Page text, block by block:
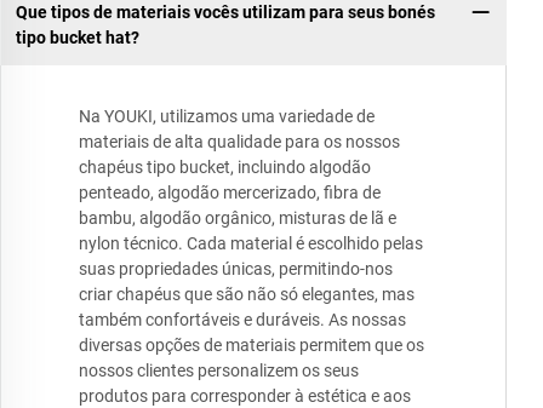
Que tipos de materiais vocês utilizam para seus bonés
tipo bucket hat?
Na YOUKI, utilizamos uma variedade de
materiais de alta qualidade para os nossos
chapéus tipo bucket, incluindo algodão
penteado, algodão mercerizado, fibra de
bambu, algodão orgânico, misturas de lã e
nylon técnico. Cada material é escolhido pelas
suas propriedades únicas, permitindo-nos
criar chapéus que são não só elegantes, mas
também confortáveis e duráveis. As nossas
diversas opções de materiais permitem que os
nossos clientes personalizem os seus
produtos para corresponder à estética e aos